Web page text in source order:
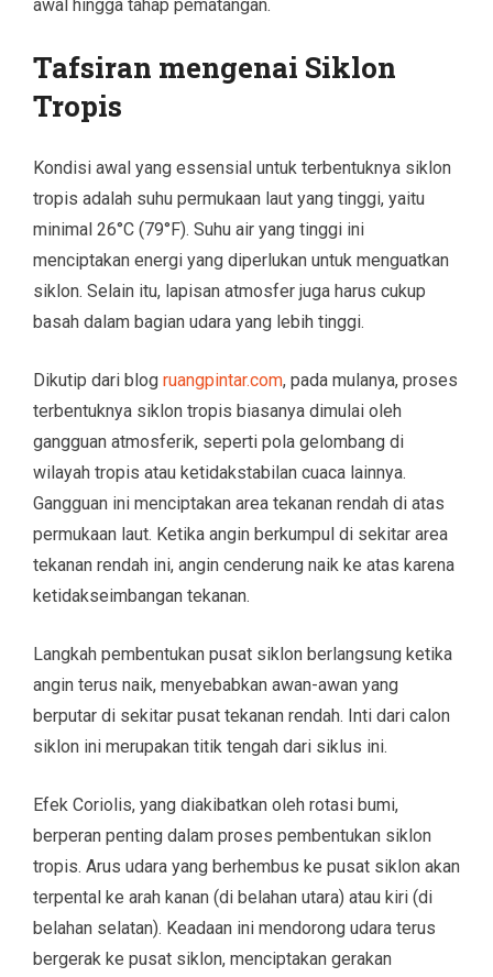
awal hingga tahap pematangan.
Tafsiran mengenai Siklon
Tropis
Kondisi awal yang essensial untuk terbentuknya siklon
tropis adalah suhu permukaan laut yang tinggi, yaitu
minimal 26°C (79°F). Suhu air yang tinggi ini
menciptakan energi yang diperlukan untuk menguatkan
siklon. Selain itu, lapisan atmosfer juga harus cukup
basah dalam bagian udara yang lebih tinggi.
Dikutip dari blog ruangpintar.com, pada mulanya, proses
terbentuknya siklon tropis biasanya dimulai oleh
gangguan atmosferik, seperti pola gelombang di
wilayah tropis atau ketidakstabilan cuaca lainnya.
Gangguan ini menciptakan area tekanan rendah di atas
permukaan laut. Ketika angin berkumpul di sekitar area
tekanan rendah ini, angin cenderung naik ke atas karena
ketidakseimbangan tekanan.
Langkah pembentukan pusat siklon berlangsung ketika
angin terus naik, menyebabkan awan-awan yang
berputar di sekitar pusat tekanan rendah. Inti dari calon
siklon ini merupakan titik tengah dari siklus ini.
Efek Coriolis, yang diakibatkan oleh rotasi bumi,
berperan penting dalam proses pembentukan siklon
tropis. Arus udara yang berhembus ke pusat siklon akan
terpental ke arah kanan (di belahan utara) atau kiri (di
belahan selatan). Keadaan ini mendorong udara terus
bergerak ke pusat siklon, menciptakan gerakan